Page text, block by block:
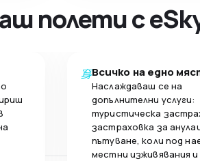
полети с
Всичко на едно
Наслаждаваш се на
допълнителни услуги:
туристическа
застраховка за
пътуване, коли под
местни изживявания